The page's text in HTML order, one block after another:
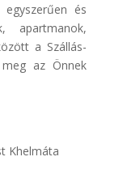
egyszerűen és
apartmanok,
a Szállás-
az Önnek
Khelmáta